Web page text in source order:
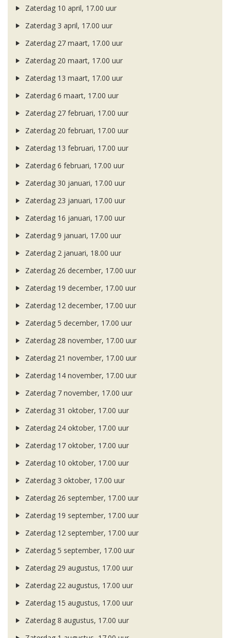
Zaterdag 10 april, 17.00 uur
Zaterdag 3 april, 17.00 uur
Zaterdag 27 maart, 17.00 uur
Zaterdag 20 maart, 17.00 uur
Zaterdag 13 maart, 17.00 uur
Zaterdag 6 maart, 17.00 uur
Zaterdag 27 februari, 17.00 uur
Zaterdag 20 februari, 17.00 uur
Zaterdag 13 februari, 17.00 uur
Zaterdag 6 februari, 17.00 uur
Zaterdag 30 januari, 17.00 uur
Zaterdag 23 januari, 17.00 uur
Zaterdag 16 januari, 17.00 uur
Zaterdag 9 januari, 17.00 uur
Zaterdag 2 januari, 18.00 uur
Zaterdag 26 december, 17.00 uur
Zaterdag 19 december, 17.00 uur
Zaterdag 12 december, 17.00 uur
Zaterdag 5 december, 17.00 uur
Zaterdag 28 november, 17.00 uur
Zaterdag 21 november, 17.00 uur
Zaterdag 14 november, 17.00 uur
Zaterdag 7 november, 17.00 uur
Zaterdag 31 oktober, 17.00 uur
Zaterdag 24 oktober, 17.00 uur
Zaterdag 17 oktober, 17.00 uur
Zaterdag 10 oktober, 17.00 uur
Zaterdag 3 oktober, 17.00 uur
Zaterdag 26 september, 17.00 uur
Zaterdag 19 september, 17.00 uur
Zaterdag 12 september, 17.00 uur
Zaterdag 5 september, 17.00 uur
Zaterdag 29 augustus, 17.00 uur
Zaterdag 22 augustus, 17.00 uur
Zaterdag 15 augustus, 17.00 uur
Zaterdag 8 augustus, 17.00 uur